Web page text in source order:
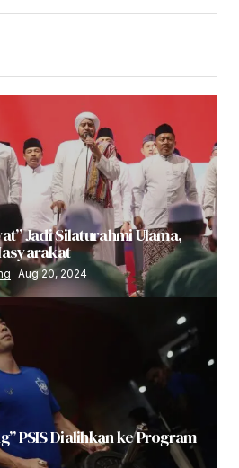
Jadi Silaturahmi Ulama,
Aug 20, 2024
PSIS Dialihkan ke Program